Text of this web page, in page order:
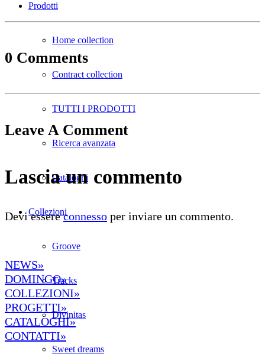
Prodotti
Home collection
Contract collection
TUTTI I PRODOTTI
Ricerca avanzata
Cataloghi
Collezioni
Groove
Tracks
Divinitas
Sweet dreams
0 Comments
Leave A Comment
Lascia un commento
Devi essereconnesso per inviare un commento.
NEWS»
DOMINGO»
COLLEZIONI»
PROGETTI»
CATALOGHI»
CONTATTI»